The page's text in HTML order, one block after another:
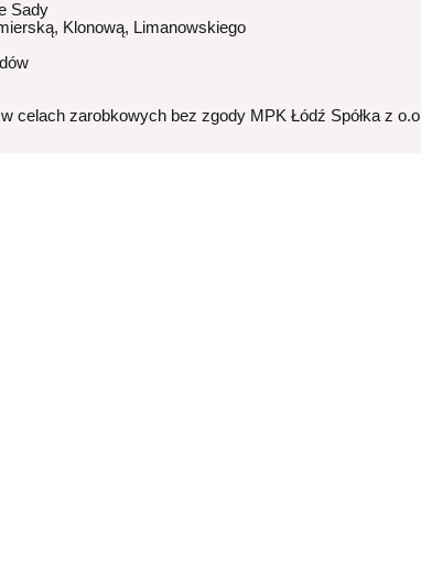
Sady
Klonową, Limanowskiego
celach zarobkowych bez zgody MPK Łódź Spółka z o.o